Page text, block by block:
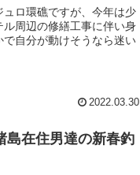
ロ環礁ですが、今年は少
周辺の修繕工事に伴い身
自分が動けそうなら迷い
2022.03.30
島在住男達の新春釣